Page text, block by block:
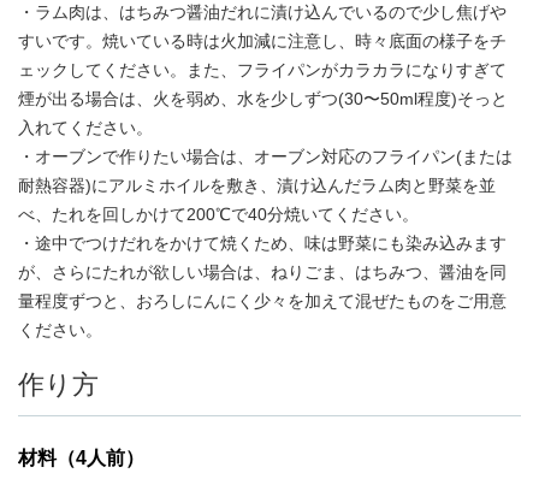
・ラム肉は、はちみつ醤油だれに漬け込んでいるので少し焦げや
すいです。焼いている時は火加減に注意し、時々底面の様子をチ
ェックしてください。また、フライパンがカラカラになりすぎて
煙が出る場合は、火を弱め、水を少しずつ(30〜50ml程度)そっと
入れてください。
・オーブンで作りたい場合は、オーブン対応のフライパン(または
耐熱容器)にアルミホイルを敷き、漬け込んだラム肉と野菜を並
べ、たれを回しかけて200℃で40分焼いてください。
・途中でつけだれをかけて焼くため、味は野菜にも染み込みます
が、さらにたれが欲しい場合は、ねりごま、はちみつ、醤油を同
量程度ずつと、おろしにんにく少々を加えて混ぜたものをご用意
ください。
作り方
材料（4人前）